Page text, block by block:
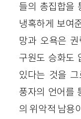
들의 총집합을
냉혹하게 보여
망과 오욕은
구원도 승화도
있다는 것을
풍자의 언어를
의 위악적 남용